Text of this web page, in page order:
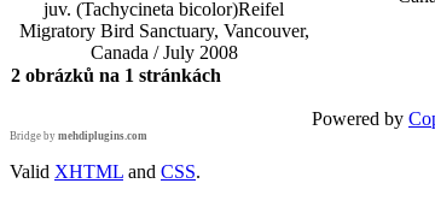
juv. (Tachycineta bicolor)Reifel
Migratory Bird Sanctuary, Vancouver,
Canada / July 2008
2 obrázků na 1 stránkách
Powered by
Bridge by mehdiplugins.com
Valid XHTML and CSS.